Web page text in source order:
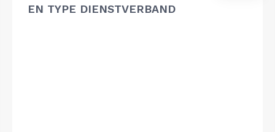
EN TYPE DIENSTVERBAND